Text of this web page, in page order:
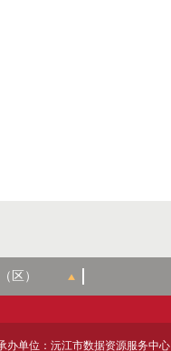
办单位：沅江市数据资源服务中心